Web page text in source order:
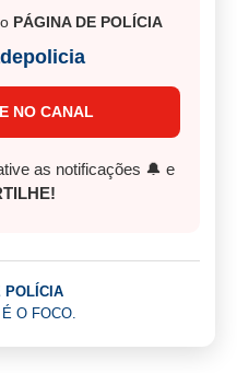
PÁGINA DE POLÍCIA
NO CANAL
as notificações 🔔 e
POLÍCIA
O FOCO.